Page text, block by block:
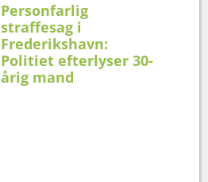
Personfarlig
straffesag i
Frederikshavn:
Politiet efterlyser 30-
årig mand